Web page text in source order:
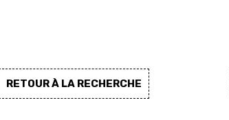
RETOUR À LA RECHERCHE